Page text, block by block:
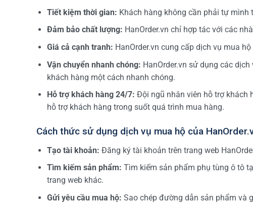
Tiết kiệm thời gian: Khách hàng không cần phải tự
Đảm bảo chất lượng: HanOrder.vn chỉ hợp tác với các
Giá cả cạnh tranh: HanOrder.vn cung cấp dịch vụ mua
Vận chuyển nhanh chóng: HanOrder.vn sử dụng các
khách hàng một cách nhanh chóng.
Hỗ trợ khách hàng 24/7: Đội ngũ nhân viên hỗ trợ khách
hỗ trợ khách hàng trong suốt quá trình mua hàng.
Cách thức sử dụng dịch vụ mua hộ của
Tạo tài khoản: Đăng ký tài khoản trên trang web
Tìm kiếm sản phẩm: Tìm kiếm sản phẩm phụ tùng ô tô
trang web khác.
Gửi yêu cầu mua hộ: Sao chép đường dẫn sản phẩm và